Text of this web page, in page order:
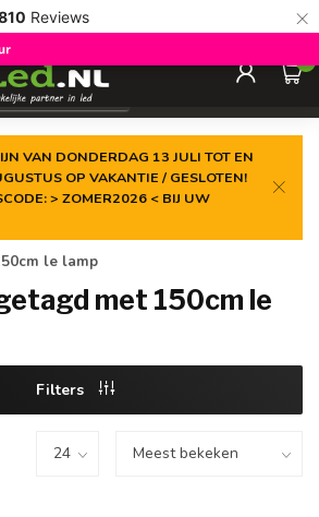
Reviews ×
laagste prijs
0
VAN DONDERDAG 13 JULI TOT EN
OP VAKANTIE / GESLOTEN!
> ZOMER2026 < BIJ UW
le lamp
met 150cm le
Filters